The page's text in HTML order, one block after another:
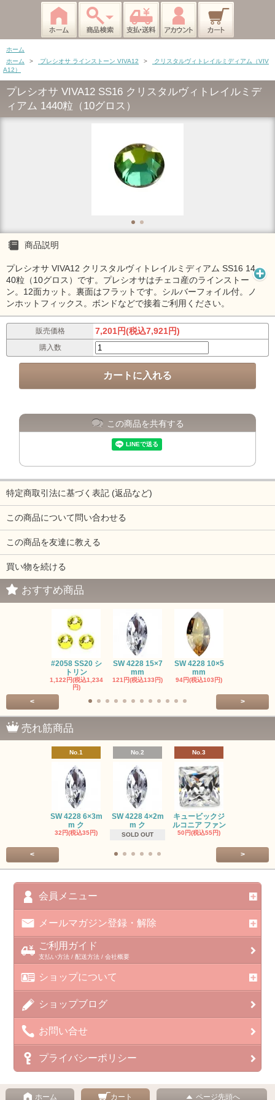
ホーム
ホーム
> プレシオサ ラインストーン VIVA12 >
クリスタルヴィトレイルミディアム（VIV
A12）
プレシオサ VIVA12 SS16 クリスタルヴィトレイルミデ
ィアム 1440粒（10グロス）
商品説明
プレシオサ VIVA12 クリスタルヴィトレイルミディアム SS16 14
40粒（10グロス）です。プレシオサはチェコ産のラインストー
ン。12面カット。裏面はフラットです。シルバーフォイル付。ノ
ンホットフィックス。ボンドなどで接着ご利用ください。
販売価格 7,201円(税込7,921円)
購入数
この商品を共有する
特定商取引法に基づく表記 (返品など)
この商品について問い合わせる
この商品を友達に教える
買い物を続ける
おすすめ商品
#2058 SS20 シ
トリン
1,122円(税込1,234
円)
SW 4228 15×7
mm
121円(税込133円)
SW 4228 10×5
mm
94円(税込103円)
< >
売れ筋商品
No.1
SW 4228 6×3m
m ク
32円(税込35円)
No.2
SW 4228 4×2m
m ク
SOLD OUT
No.3
キュービックジ
ルコニア ファン
50円(税込55円)
< >
会員メニュー
メールマガジン登録・解除
ご利用ガイド
支払い方法 / 配送方法 / 会社概要
ショップについて
ショップブログ
お問い合せ
プライバシーポリシー
ホーム カート ページ先頭へ